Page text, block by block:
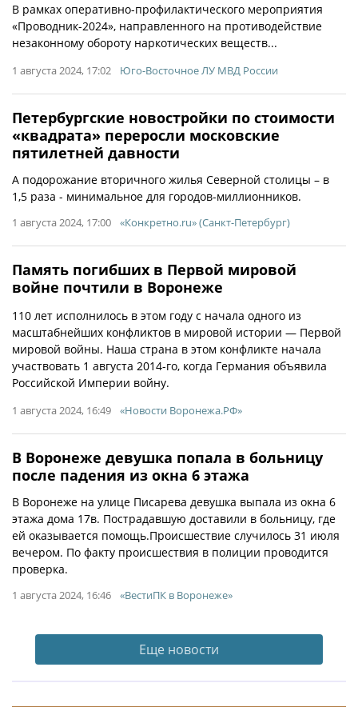
В рамках оперативно-профилактического мероприятия
«Проводник-2024», направленного на противодействие
незаконному обороту наркотических веществ...
1 августа 2024, 17:02 Юго-Восточное ЛУ МВД России
Петербургские новостройки по стоимости
«квадрата» переросли московские
пятилетней давности
А подорожание вторичного жилья Северной столицы – в
1,5 раза - минимальное для городов-миллионников.
1 августа 2024, 17:00 «Конкретно.ru» (Санкт-Петербург)
Память погибших в Первой мировой
войне почтили в Воронеже
110 лет исполнилось в этом году с начала одного из
масштабнейших конфликтов в мировой истории — Первой
мировой войны. Наша страна в этом конфликте начала
участвовать 1 августа 2014-го, когда Германия объявила
Российской Империи войну.
1 августа 2024, 16:49 «Новости Воронежа.РФ»
В Воронеже девушка попала в больницу
после падения из окна 6 этажа
В Воронеже на улице Писарева девушка выпала из окна 6
этажа дома 17в. Пострадавшую доставили в больницу, где
ей оказывается помощь.Происшествие случилось 31 июля
вечером. По факту происшествия в полиции проводится
проверка.
1 августа 2024, 16:46 «ВестиПК в Воронеже»
Еще новости